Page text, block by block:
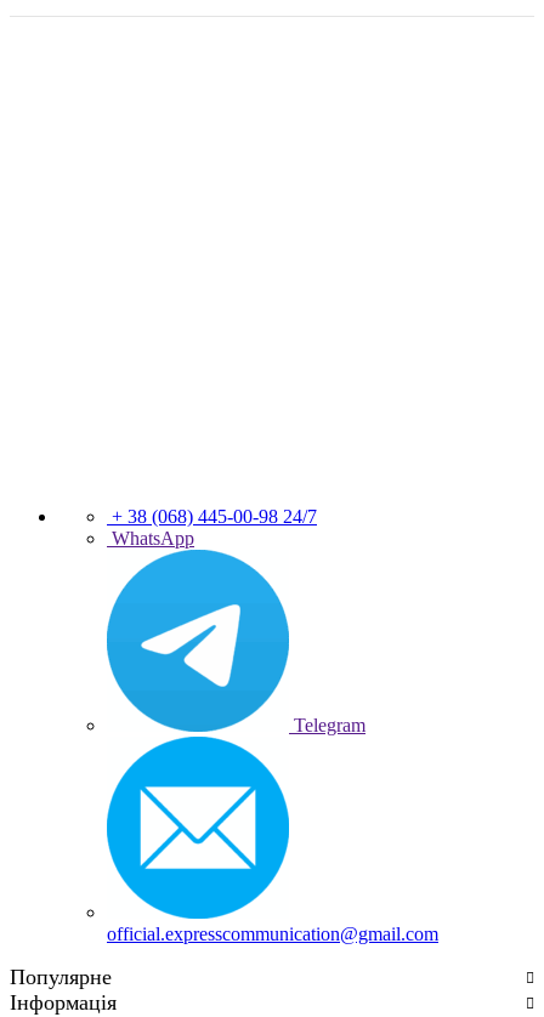
+ 38 (068) 445-00-98 24/7
WhatsApp
Telegram
official.expresscommunication@gmail.com
Популярне
Інформація